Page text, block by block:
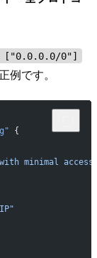
["0.0.0.0/0"]
例です。
{
minimal